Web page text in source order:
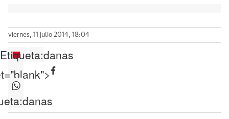
viernes, 11 julio 2014, 18:04
Etiqueta:danas
danas